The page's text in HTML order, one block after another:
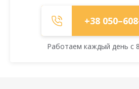
+38
Работаем каждый день с